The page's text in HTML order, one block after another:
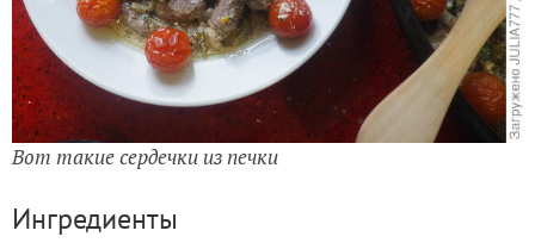
Вот такие сердечки из печки
Ингредиенты